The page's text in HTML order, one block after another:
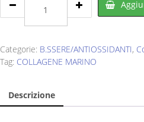
Marine
Collagen
+
Hyaluronic
C
Categorie: B.SSERE/ANTIOSSIDANTI,
Tag: COLLAGENE MARINO
Descrizione